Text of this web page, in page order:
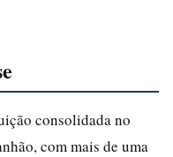
consolidada no
com mais de uma